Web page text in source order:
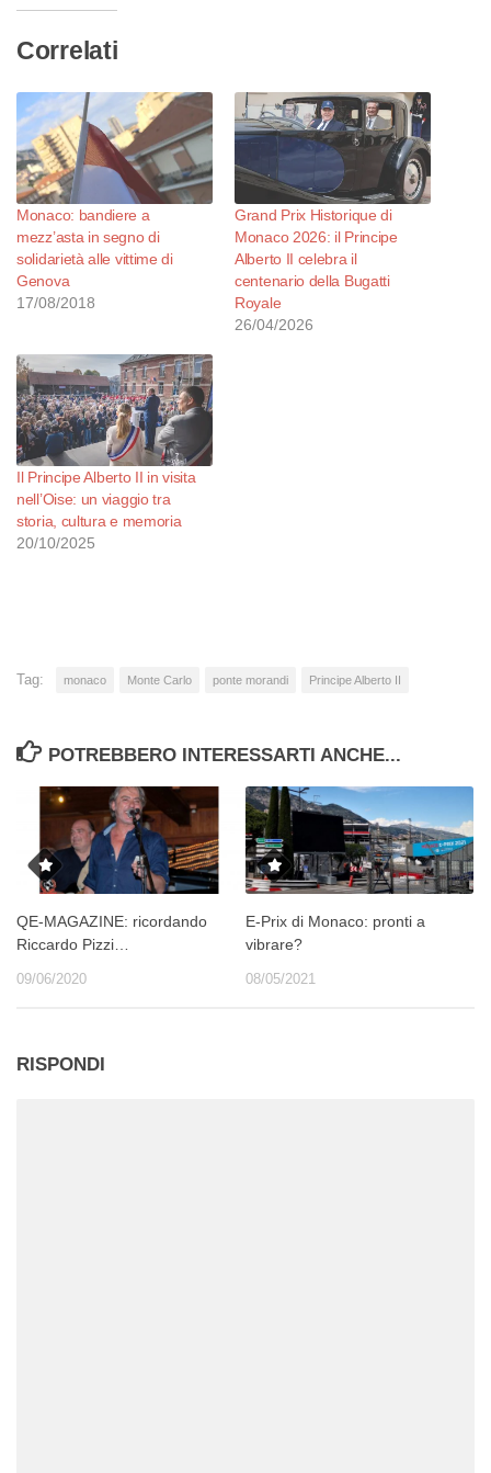
Correlati
Monaco: bandiere a
mezz’asta in segno di
solidarietà alle vittime di
Genova
17/08/2018
Grand Prix Historique di
Monaco 2026: il Principe
Alberto II celebra il
centenario della Bugatti
Royale
26/04/2026
Il Principe Alberto II in visita
nell’Oise: un viaggio tra
storia, cultura e memoria
20/10/2025
Tag: monaco Monte Carlo ponte morandi Principe Alberto II
POTREBBERO INTERESSARTI ANCHE...
QE-MAGAZINE: ricordando
Riccardo Pizzi…
09/06/2020
E-Prix di Monaco: pronti a
vibrare?
08/05/2021
RISPONDI